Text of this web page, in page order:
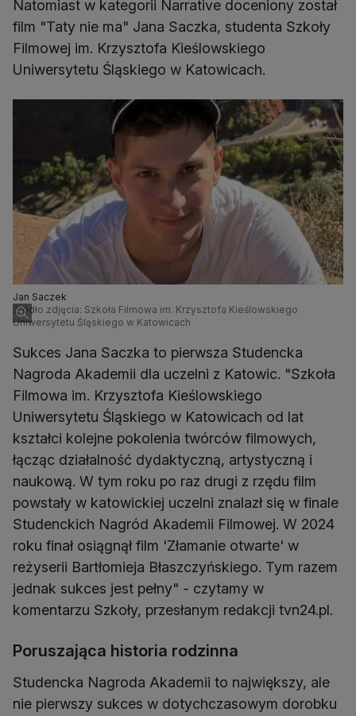
Natomiast w kategorii Narrative doceniony został
film "Taty nie ma" Jana Saczka, studenta Szkoły
Filmowej im. Krzysztofa Kieślowskiego
Uniwersytetu Śląskiego w Katowicach.
Jan Saczek
Źródło zdjęcia: Szkoła Filmowa im. Krzysztofa Kieślowskiego
Uniwersytetu Śląskiego w Katowicach
Sukces Jana Saczka to pierwsza Studencka
Nagroda Akademii dla uczelni z Katowic. "Szkoła
Filmowa im. Krzysztofa Kieślowskiego
Uniwersytetu Śląskiego w Katowicach od lat
kształci kolejne pokolenia twórców filmowych,
łącząc działalność dydaktyczną, artystyczną i
naukową. W tym roku po raz drugi z rzędu film
powstały w katowickiej uczelni znalazł się w finale
Studenckich Nagród Akademii Filmowej. W 2024
roku finał osiągnął film 'Złamanie otwarte' w
reżyserii Bartłomieja Błaszczyńskiego. Tym razem
jednak sukces jest pełny" - czytamy w
komentarzu Szkoły, przesłanym redakcji tvn24.pl.
Poruszająca historia rodzinna
Studencka Nagroda Akademii to największy, ale
nie pierwszy sukces w dotychczasowym dorobku